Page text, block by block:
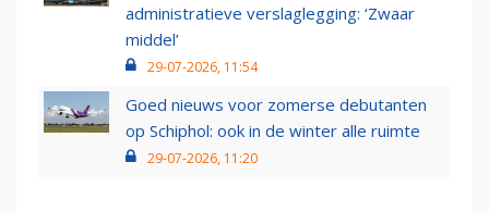
administratieve verslaglegging: ‘Zwaar
middel’
29-07-2026, 11:54
Goed nieuws voor zomerse debutanten
op Schiphol: ook in de winter alle ruimte
29-07-2026, 11:20